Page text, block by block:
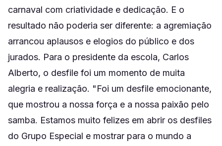
carnaval com criatividade e dedicação. E o
resultado não poderia ser diferente: a agremiação
arrancou aplausos e elogios do público e dos
jurados. Para o presidente da escola, Carlos
Alberto, o desfile foi um momento de muita
alegria e realização. "Foi um desfile emocionante,
que mostrou a nossa força e a nossa paixão pelo
samba. Estamos muito felizes em abrir os desfiles
do Grupo Especial e mostrar para o mundo a